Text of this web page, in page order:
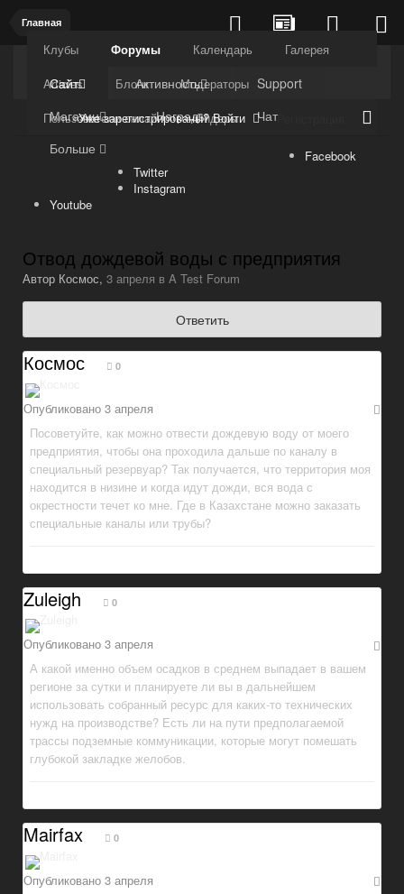
Главная
Kuli4kam.net Дружный форум
Сайт
Клубы Форумы Календарь
Галерея
Articles
Блоги
Модераторы
Пользователи онлайн
Лидеры
Активность
Support
Магазин
Награды
Чат
Больше
Уже зарегистрированы? Войти Регистрация
Facebook
Twitter
Instagram
Youtube
Отвод дождевой воды с предприятия
Автор Космос, 3 апреля в A Test Forum
Ответить
Космос 0
Опубликовано 3 апреля
Посоветуйте, как можно отвести дождевую воду от моего
предприятия, чтобы она проходила дальше по каналу в
специальный резервуар? Так получается, что территория моя
находится в низине и когда идут дожди, вся вода с
окрестности течет ко мне. Где в Казахстане можно заказать
специальные каналы или трубы?
Zuleigh 0
Опубликовано 3 апреля
А какой именно объем осадков в среднем выпадает в вашем
регионе за сутки и планируете ли вы в дальнейшем
использовать собранный ресурс для каких-то технических
нужд на производстве? Есть ли на пути предполагаемой
трассы подземные коммуникации, которые могут помешать
глубокой закладке желобов.
Mairfax 0
Опубликовано 3 апреля